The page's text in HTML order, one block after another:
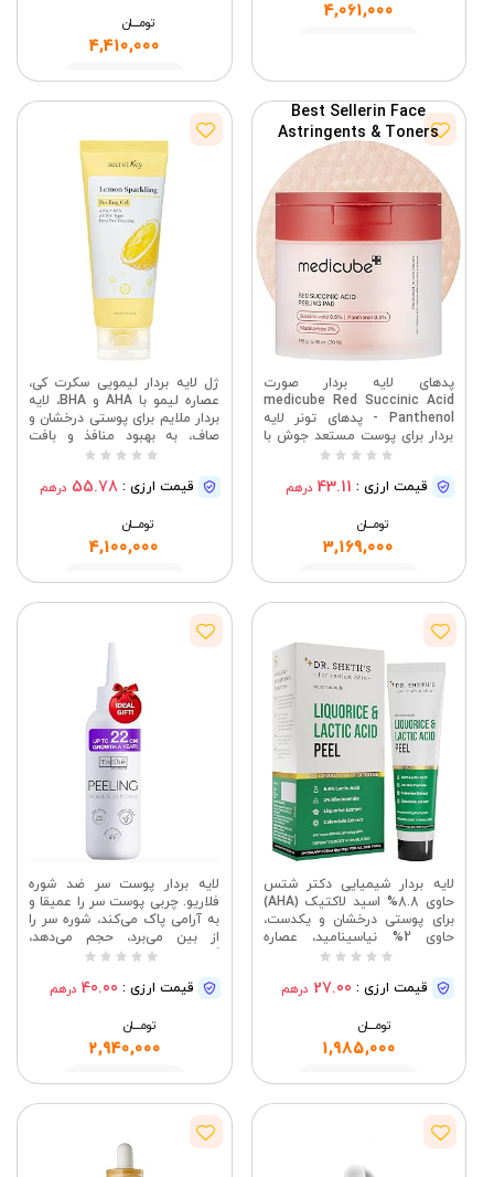
4,061,000
داشتن پوستی صاف، یکدست و
درخشان - پوست مختلط و چرب
تومــــــان
4,410,000
مشاهده
Best Sellerin Face
Astringents & Toners
پدهای لایه بردار صورت
medicube Red Succinic Acid
Panthenol - پدهای تونر لایه
بردار برای پوست مستعد جوش با
نیاسینامید، AHA، BHA و پانتنول
پدهای تونر لایه بردار، نیاسینامید،
برای پوست لکه دار، مراقبت از
پوست کره ای، 70 عدد
قیمت ارزی : 43.11 درهم
تومــــــان
3,169,000
مشاهده
ژل لایه بردار لیمویی سکرت کی،
عصاره لیمو با AHA و BHA، لایه
بردار ملایم برای پوستی درخشان و
صاف، به بهبود منافذ و بافت
ناهموار پوست کمک می‌کند،
اونس مایع / 150 میلی لیتر)
قیمت ارزی : 55.78 درهم
تومــــــان
4,100,000
مشاهده
لایه بردار شیمیایی دکتر شتس
حاوی 8.8% اسید لاکتیک (AHA)
برای پوستی درخشان و یکدست،
حاوی 2% نیاسینامید، عصاره
برای هر دو جنس، 30 گرم
قیمت ارزی : 27.00 درهم
تومــــــان
1,985,000
مشاهده
لایه بردار پوست سر ضد شوره
فلاریو. چربی پوست سر را عمیقا و
به آرامی پاک می‌کند، شوره سر را
از بین می‌برد، حجم می‌دهد،
گردش خون را بهبود می‌بخشد.
خود بازگردانید (100 میلی لیتر)
قیمت ارزی : 40.00 درهم
تومــــــان
2,940,000
مشاهده